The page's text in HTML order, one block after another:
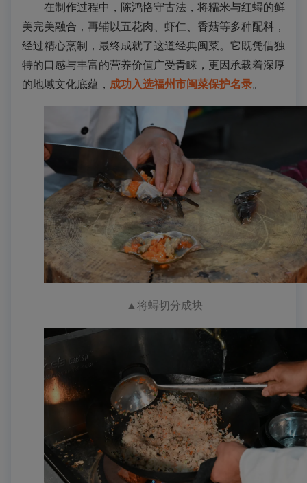
在制作过程中，陈鸿恪守古法，将糯米与红蟳的鲜
美完美融合，再辅以五花肉、虾仁、香菇等多种配料，
经过精心烹制，最终成就了这道经典闽菜。 它既凭借独
特的口感与丰富的营养价值广受青睐，更因承载着深厚
的地域文化底蕴， 成功入选福州市闽菜保护名录。
▲ 将蟳切分成块